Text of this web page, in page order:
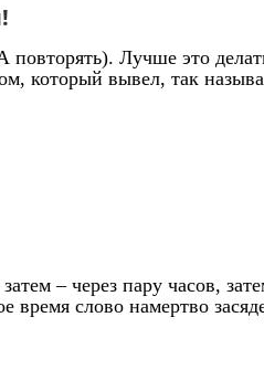
Лучше это
который вывел, так
– через пару часов,
время слово намертво